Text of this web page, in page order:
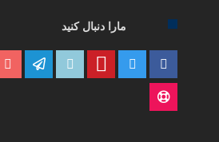
مارا دنبال کنید